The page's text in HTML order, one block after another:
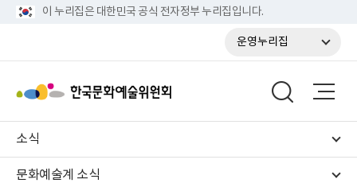
이 누리집은 대한민국 공식 전자정부 누리집입니다.
운영누리집
소식
문화예술계 소식